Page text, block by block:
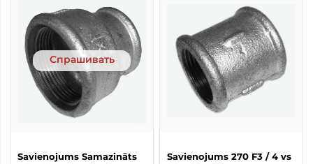
Спрашивать
Savienojums Samazināts
Savienojums 270 F3 / 4 vs